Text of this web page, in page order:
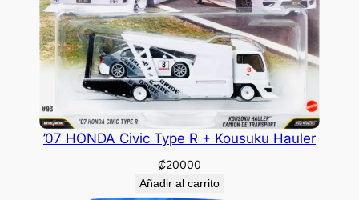
’07 HONDA Civic Type R + Kousuku Hauler
₡20000
Añadir al carrito